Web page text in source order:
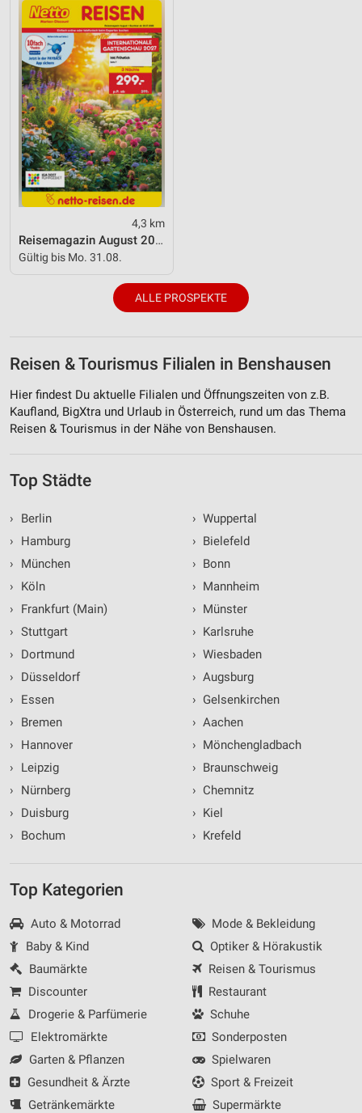
4,3 km
Reisemagazin August 2026
Gültig bis Mo. 31.08.
ALLE PROSPEKTE
Reisen & Tourismus Filialen in Benshausen
Hier findest Du aktuelle Filialen und Öffnungszeiten von z.B.
Kaufland, BigXtra und Urlaub in Österreich, rund um das Thema
Reisen & Tourismus in der Nähe von Benshausen.
Top Städte
›
Berlin
›
Hamburg
›
München
›
Köln
›
Frankfurt (Main)
› Stuttgart
›
Dortmund
›
Düsseldorf
›
Essen
›
Bremen
›
Hannover
›
Leipzig
›
Nürnberg
›
Duisburg
›
Bochum
› Wuppertal
› Bielefeld
› Bonn
› Mannheim
› Münster
› Karlsruhe
› Wiesbaden
› Augsburg
› Gelsenkirchen
› Aachen
› Mönchengladbach
› Braunschweig
› Chemnitz
› Kiel
› Krefeld
Top Kategorien
Auto & Motorrad
Baby & Kind
Baumärkte
Discounter
Drogerie & Parfümerie
Elektromärkte
Garten & Pflanzen
Gesundheit & Ärzte
Getränkemärkte
Mode & Bekleidung
Optiker & Hörakustik
Reisen & Tourismus
Restaurant
Schuhe
Sonderposten
Spielwaren
Sport & Freizeit
Supermärkte
Analyse von Zielgruppen durch Statistiken oder
Kombinationen von Daten aus verschiedenen
Quellen
Entwicklung und Verbesserung der Angebote
Verwendung reduzierter Daten zur Auswahl von
Inhalten
IAB-Besonderheiten:
Verwendung genauer Standortdaten
Geräte anhand von aktiv angeforderten
Informationen identifizieren
Nicht-IAB-Verarbeitungszwecke:
Funktional
Werbung